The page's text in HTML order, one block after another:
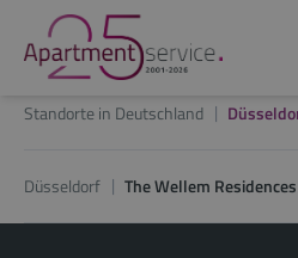
Standorte in Deutschland
Düsseldorf The Wellem Residences